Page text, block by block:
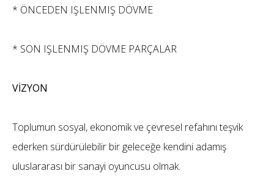
* ÖNCEDEN IŞLENMIŞ DÖVME
* SON IŞLENMIŞ DÖVME PARÇALAR
VİZYON
Toplumun sosyal, ekonomik ve çevresel refahını teşvik
ederken sürdürülebilir bir geleceğe kendini adamış
uluslararası bir sanayi oyuncusu olmak.